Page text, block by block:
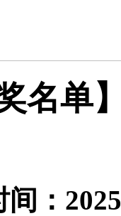
奖名单
间：